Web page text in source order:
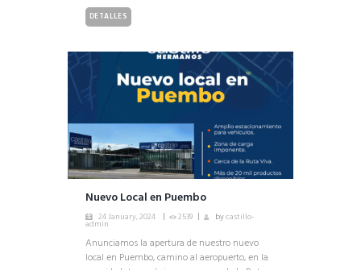
DETALLES
Nuevo Local en Puembo
24 January, 2024 2539 bycastillo-
admin
Anunciamos la apertura de nuestro nuevo
local en Puembo, camino al aeropuerto, en la